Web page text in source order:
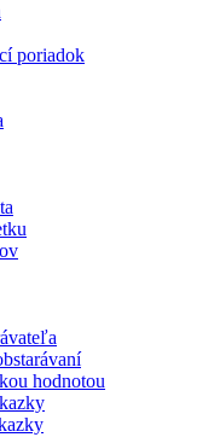
poriadok
hodnotou